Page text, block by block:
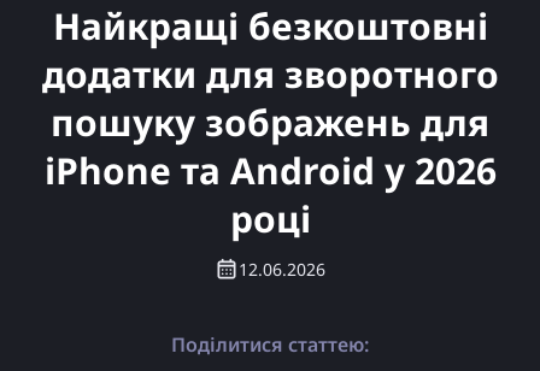
Найкращі безкоштовні
додатки для зворотного
пошуку зображень для
iPhone та Android у 2026
році
12.06.2026
Поділитися статтею: